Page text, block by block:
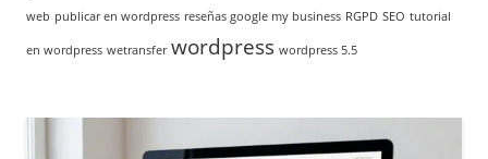
web publicar en wordpress reseñas google my business RGPD SEO tutorial
en wordpress wetransfer wordpress wordpress 5.5